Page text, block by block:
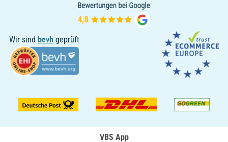
Wir sind bevh geprüft
VBS App